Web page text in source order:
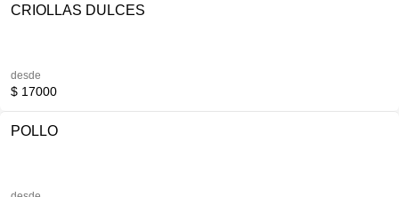
CRIOLLAS DULCES
desde
$ 17000
POLLO